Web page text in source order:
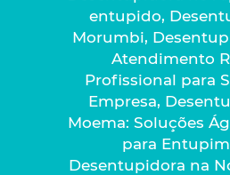
entupido,
Morumbi,
Atendimento
Profissional para
Empresa,
Moema: Soluções
para
Desentupidora na